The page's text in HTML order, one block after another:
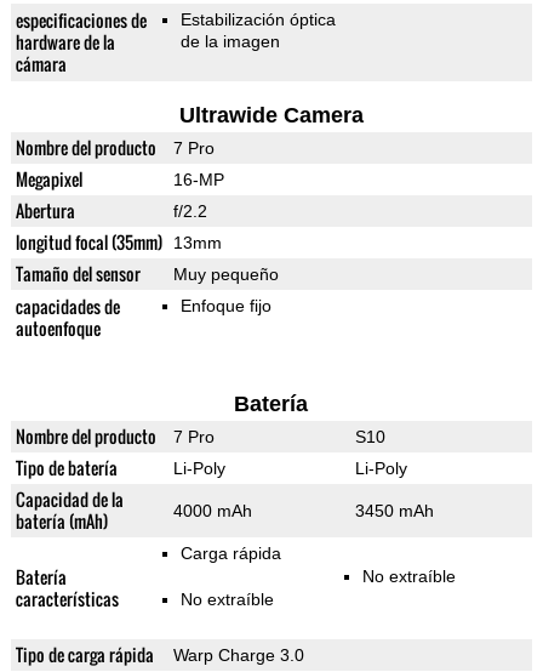
especificaciones de
hardware de la
cámara
Estabilización óptica
de la imagen
Ultrawide Camera
Nombre del producto 7 Pro
Megapixel 16-MP
Abertura f/2.2
longitud focal (35mm) 13mm
Tamaño del sensor Muy pequeño
capacidades de
autoenfoque
Enfoque fijo
Batería
Nombre del producto 7 Pro S10
Tipo de batería Li-Poly Li-Poly
Capacidad de la
batería (mAh)
4000 mAh 3450 mAh
Batería
características
Carga rápida
No extraíble
No extraíble
Tipo de carga rápida Warp Charge 3.0